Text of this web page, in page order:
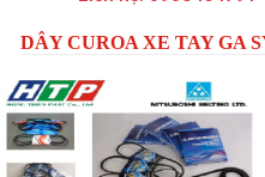
DÂY CUROA XE TAY GA